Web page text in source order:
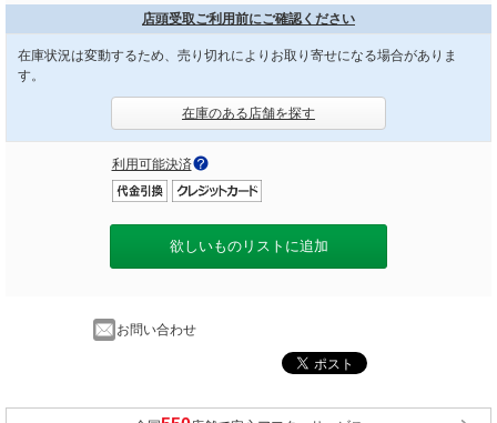
店頭受取ご利用前にご確認ください
在庫状況は変動するため、売り切れによりお取り寄せになる場合がありま
す。
在庫のある店舗を探す
利用可能決済
欲しいものリストに追加
お問い合わせ